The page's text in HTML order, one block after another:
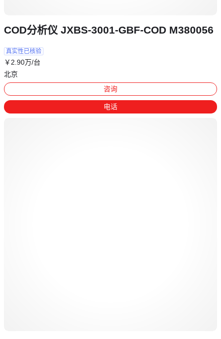
COD分析仪 JXBS-3001-GBF-COD M380056
真实性已核验
￥2.90万/台
北京
咨询
电话